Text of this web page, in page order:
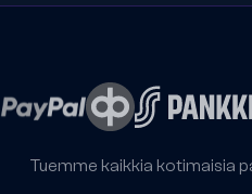
Tuemme kaikkia kotimaisia